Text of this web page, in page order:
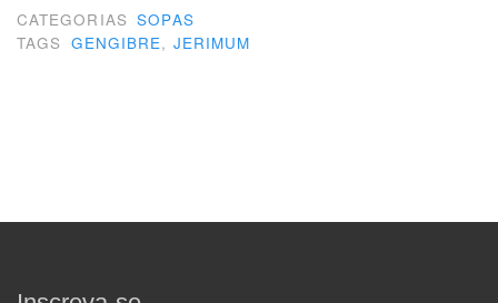
revelação”
CATEGORIAS SOPAS
TAGS GENGIBRE, JERIMUM